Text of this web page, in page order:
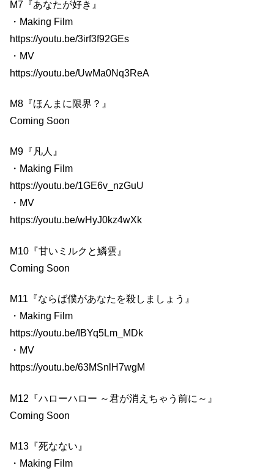
M7『あなたが好き』
・Making Film
https://youtu.be/3irf3f92GEs
・MV
https://youtu.be/UwMa0Nq3ReA
M8『ほんまに限界？』
Coming Soon
M9『凡人』
・Making Film
https://youtu.be/1GE6v_nzGuU
・MV
https://youtu.be/wHyJ0kz4wXk
M10『甘いミルクと鱗雲』
Coming Soon
M11『ならば僕があなたを殺しましょう』
・Making Film
https://youtu.be/IBYq5Lm_MDk
・MV
https://youtu.be/63MSnlH7wgM
M12『ハローハロー ～君が消えちゃう前に～』
Coming Soon
M13『死なない』
・Making Film